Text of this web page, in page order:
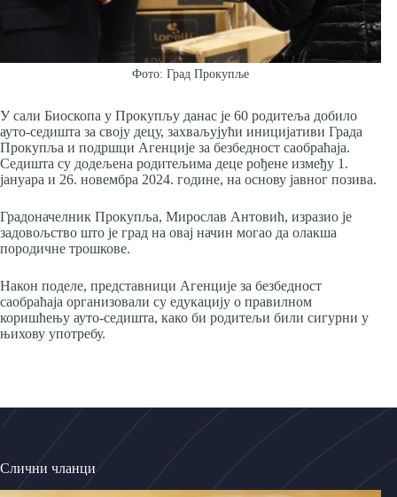
Фото: Град Прокупље
У сали Биоскопа у Прокупљу данас је 60 родитеља добило
ауто-седишта за своју децу, захваљујући иницијативи Града
Прокупља и подршци Агенције за безбедност саобраћаја.
Седишта су додељена родитељима деце рођене између 1.
јануара и 26. новембра 2024. године, на основу јавног позива.
Градоначелник Прокупља, Мирослав Антовић, изразио је
задовољство што је град на овај начин могао да олакша
породичне трошкове.
Након поделе, представници Агенције за безбедност
саобраћаја организовали су едукацију о правилном
коришћењу ауто-седишта, како би родитељи били сигурни у
њихову употребу.
Слични чланци